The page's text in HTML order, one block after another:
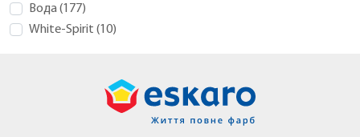
Вода(177)
White-Spirit (10)